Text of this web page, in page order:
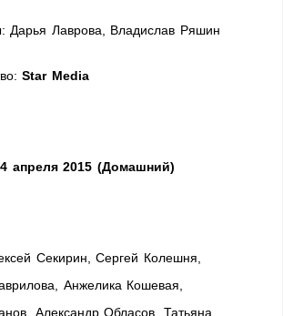
Дарья Лаврова, Владислав Ряшин
Star Media
4 апреля 2015 (Домашний)
Секирин, Сергей Колешня,
Анжелика Кошевая,
Александр Обласов, Татьяна